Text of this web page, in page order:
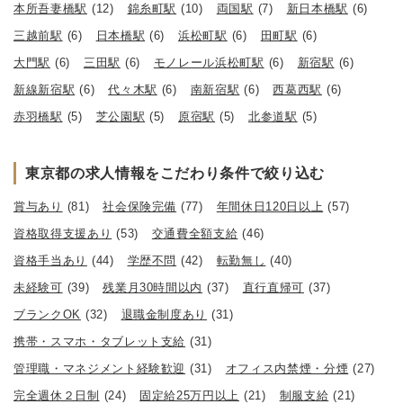
本所吾妻橋駅 (12) 錦糸町駅 (10) 両国駅 (7) 新日本橋駅 (6)
三越前駅 (6) 日本橋駅 (6) 浜松町駅 (6) 田町駅 (6)
大門駅 (6) 三田駅 (6) モノレール浜松町駅 (6) 新宿駅 (6)
新線新宿駅 (6) 代々木駅 (6) 南新宿駅 (6) 西葛西駅 (6)
赤羽橋駅 (5) 芝公園駅 (5) 原宿駅 (5) 北参道駅 (5)
東京都の求人情報をこだわり条件で絞り込む
賞与あり (81) 社会保険完備 (77) 年間休日120日以上 (57)
資格取得支援あり (53) 交通費全額支給 (46)
資格手当あり (44) 学歴不問 (42) 転勤無し (40)
未経験可 (39) 残業月30時間以内 (37) 直行直帰可 (37)
ブランクOK (32) 退職金制度あり
(31)
携帯・スマホ・タブレット支給 (31)
管理職・マネジメント経験歓迎 (31) オフィス内禁煙・分煙 (27)
完全週休２日制 (24) 固定給25万円以上 (21) 制服支給 (21)